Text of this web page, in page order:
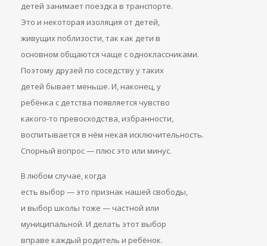
детей занимает поездка в транспорте.
Это и некоторая изоляция от детей,
живущих поблизости, так как дети в
основном общаются чаще с одноклассниками.
Поэтому друзей по соседству у таких
детей бывает меньше. И, наконец, у
ребёнка с детства появляется чувство
какого-то превосходства, избранности,
воспитывается в нём некая исключительность.
Спорный вопрос — плюс это или минус.
В любом случае, когда
есть выбор — это признак нашей свободы,
и выбор школы тоже — частной или
муниципальной. И делать этот выбор
вправе каждый родитель и ребёнок.